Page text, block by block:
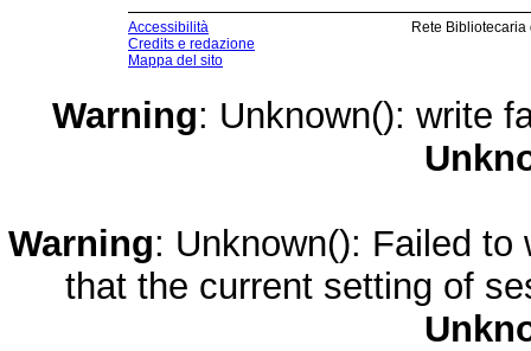
Accessibilità
Credits e redazione
Mappa del sito
Rete
Warning: Unknown(): write
Warning: Unknown(): Failed
that the current setting of